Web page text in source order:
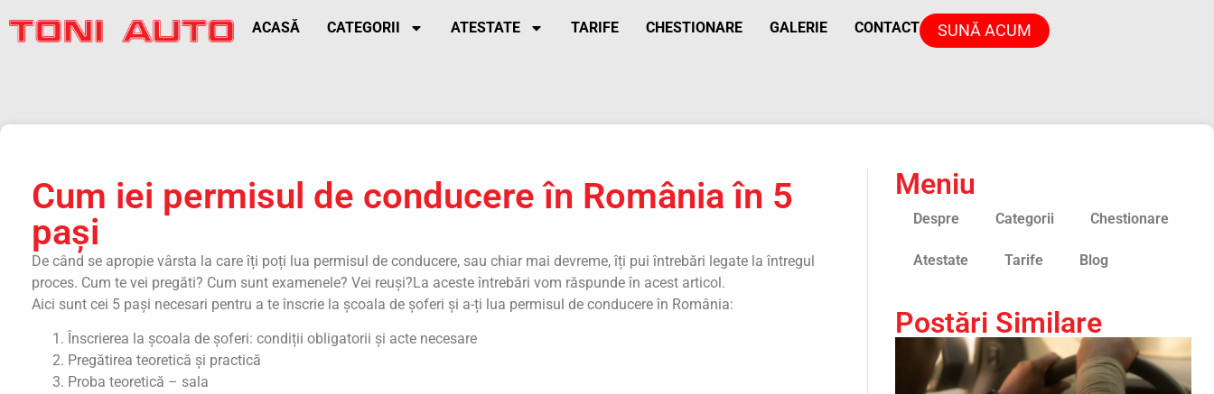
ACASĂ CATEGORII ATESTATE TARIFE CHESTIONARE GALERIE CONTACT SUNĂ ACUM
Cum iei permisul de conducere în România în 5
pași
De când se apropie vârsta la care îți poți lua permisul de conducere, sau chiar mai devreme, îți pui întrebări legate la întregul
proces. Cum te vei pregăti? Cum sunt examenele? Vei reuși?La aceste întrebări vom răspunde în acest articol.
Aici sunt cei 5 pași necesari pentru a te înscrie la școala de șoferi și a-ți lua permisul de conducere în România:
Înscrierea la școala de șoferi: condiții obligatorii și acte necesare
Pregătirea teoretică și practică
Proba teoretică – sala
Meniu
Despre Categorii Chestionare
Atestate Tarife Blog
Postări Similare